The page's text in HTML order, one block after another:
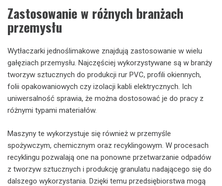
Zastosowanie w różnych branżach
przemysłu
Wytłaczarki jednoślimakowe znajdują zastosowanie w wielu
gałęziach przemysłu. Najczęściej wykorzystywane są w branży
tworzyw sztucznych do produkcji rur PVC, profili okiennych,
folii opakowaniowych czy izolacji kabli elektrycznych. Ich
uniwersalność sprawia, że można dostosować je do pracy z
różnymi typami materiałów.
Maszyny te wykorzystuje się również w przemyśle
spożywczym, chemicznym oraz recyklingowym. W procesach
recyklingu pozwalają one na ponowne przetwarzanie odpadów
z tworzyw sztucznych i produkcję granulatu nadającego się do
dalszego wykorzystania. Dzięki temu przedsiębiorstwa mogą